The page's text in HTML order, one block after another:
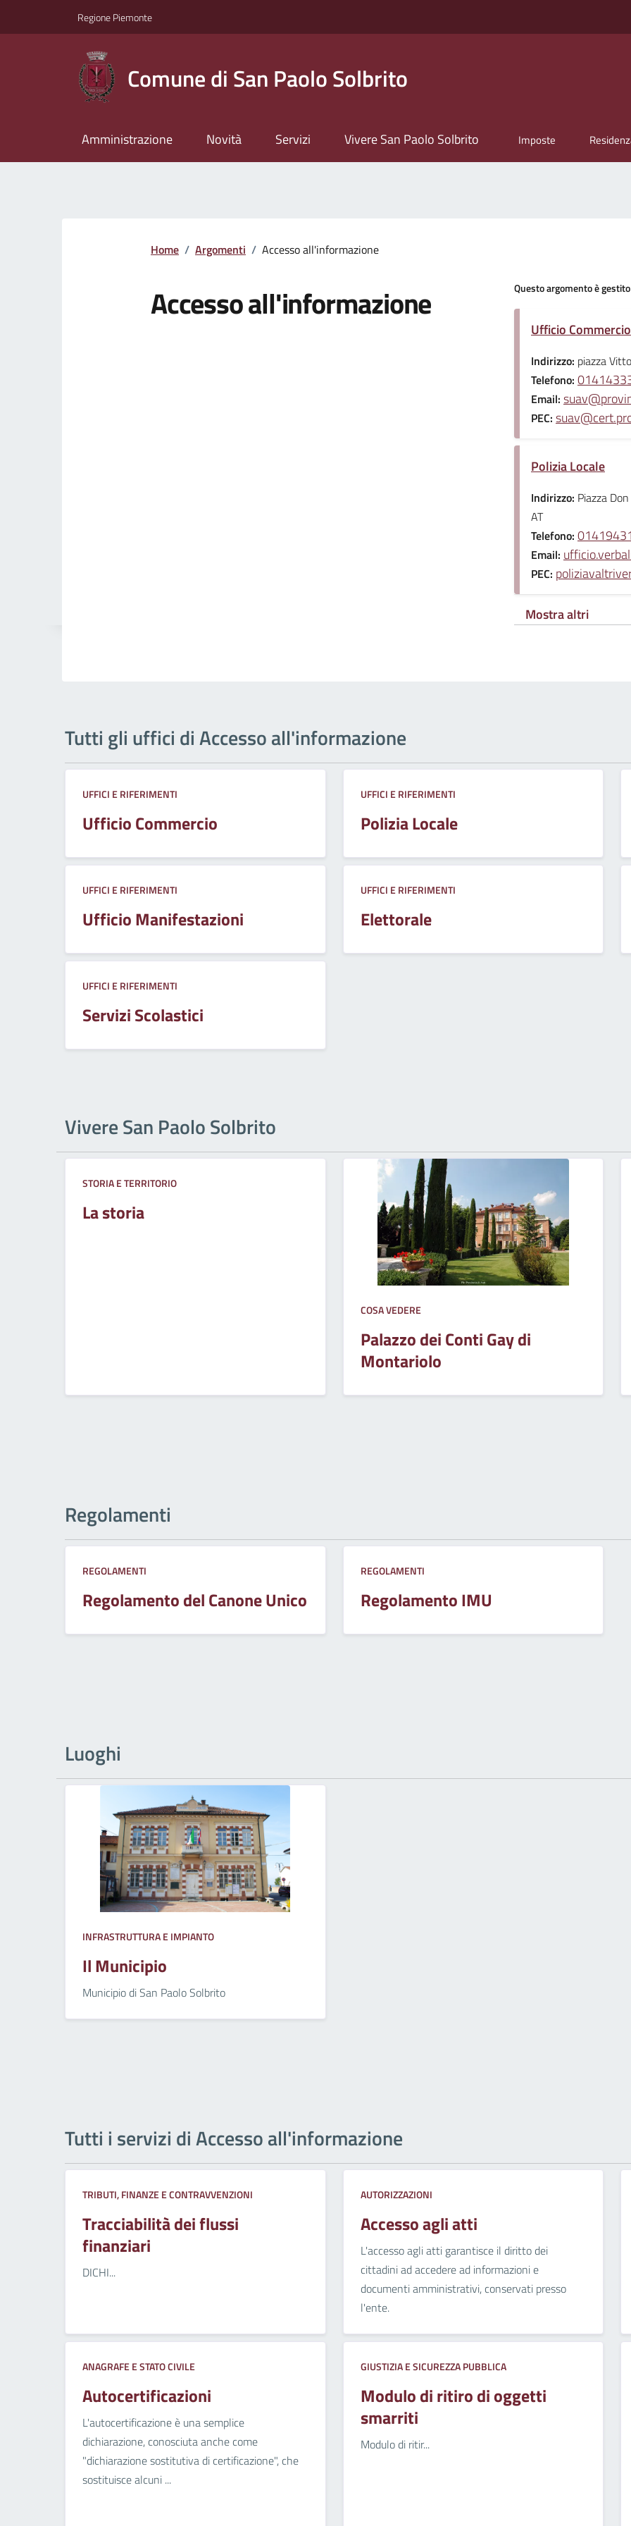
Regione Piemonte
Comune di San Paolo Solbrito
Amministrazione Novità Servizi Vivere San Paolo Solbrito Imposte
Home / Argomenti / Accesso all'informazione
Accesso all'informazione Questo argomento è
Ufficio Commercio
Indirizzo: piazza
Telefono:
Email:
PEC:
Polizia Locale
Indirizzo: Piazza
AT
Telefono:
Email:
PEC:
Mostra altri
Tutti gli uffici di Accesso all'informazione
UFFICI E RIFERIMENTI
Ufficio Commercio
UFFICI E RIFERIMENTI
Polizia Locale
UFFICI E RIFERIMENTI
Ufficio Manifestazioni
UFFICI E RIFERIMENTI
Elettorale
UFFICI E RIFERIMENTI
Servizi Scolastici
Vivere San Paolo Solbrito
STORIA E TERRITORIO
La storia
COSA VEDERE
Palazzo dei Conti Gay di
Montariolo
Regolamenti
REGOLAMENTI
Regolamento del Canone Unico
REGOLAMENTI
Regolamento IMU
Luoghi
INFRASTRUTTURA E IMPIANTO
Il Municipio
Municipio di San Paolo Solbrito
Tutti i servizi di Accesso all'informazione
TRIBUTI, FINANZE E CONTRAVVENZIONI
Tracciabilità dei flussi
finanziari
DICHI...
AUTORIZZAZIONI
Accesso agli atti
L'accesso agli atti garantisce il diritto dei
cittadini ad accedere ad informazioni e
documenti amministrativi, conservati presso
l'ente.
ANAGRAFE E STATO CIVILE
Autocertificazioni
L'autocertificazione è una semplice
dichiarazione, conosciuta anche come
"dichiarazione sostitutiva di certificazione", che
sostituisce alcuni ...
GIUSTIZIA E SICUREZZA PUBBLICA
Modulo di ritiro di oggetti
smarriti
Modulo di ritir...